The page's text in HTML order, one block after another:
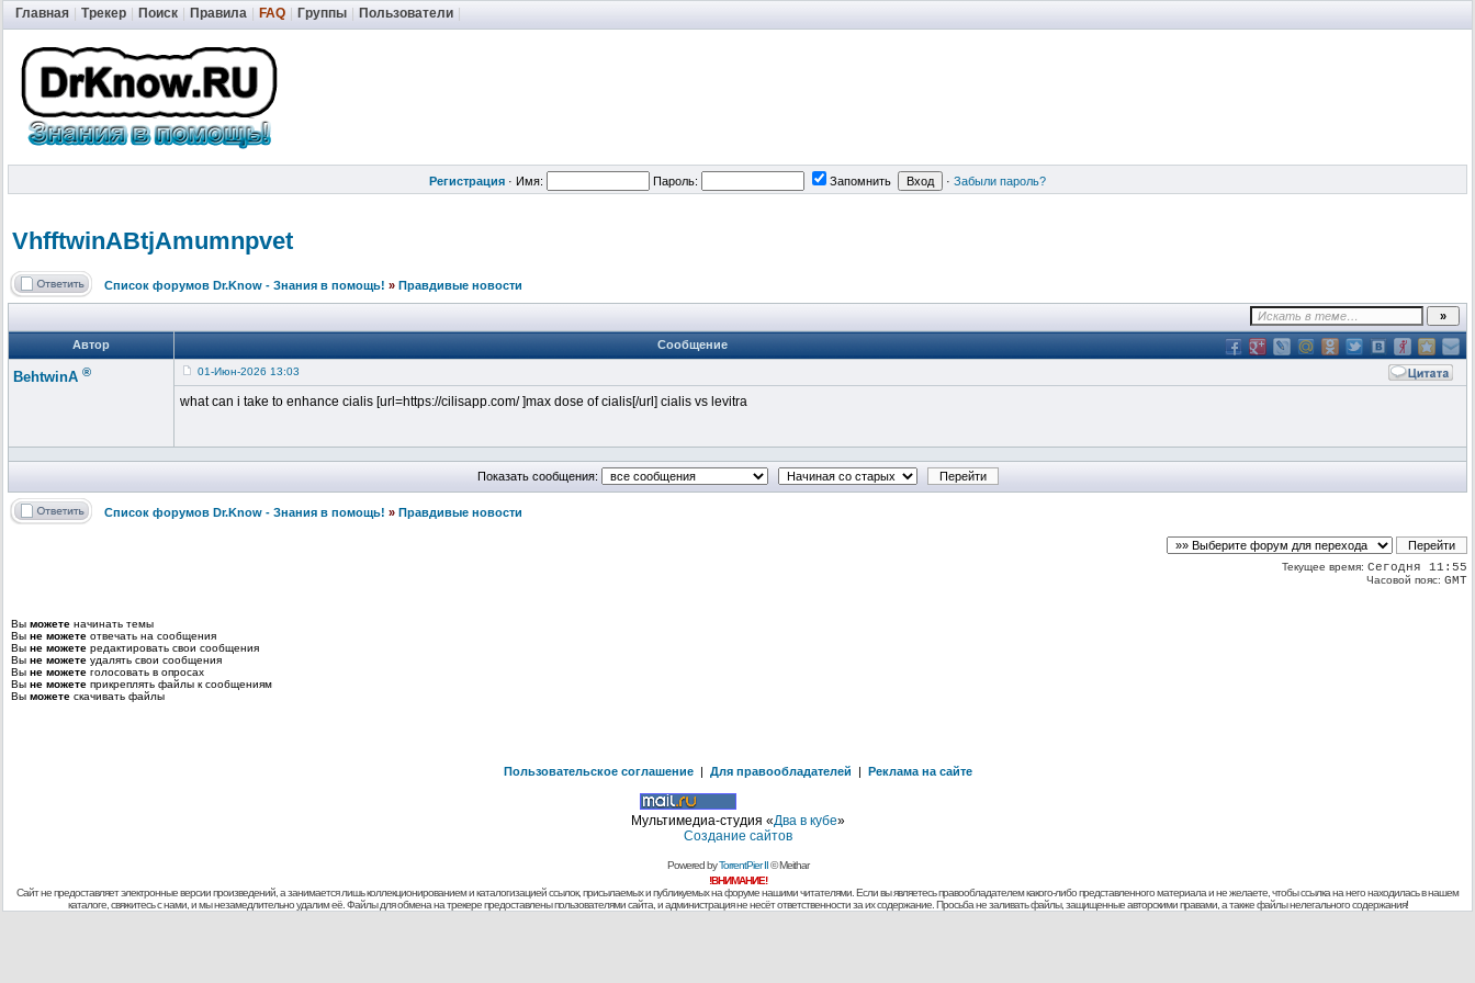
Главная Трекер Поиск Правила FAQ Группы Пользователи
Регистрация · Имя: Пароль: Запомнить · Забыли пароль?
VhfftwinABtjAmumnpvet
Список форумов Dr.Know - Знания в помощь! » Правдивые новости
Автор Сообщение
BehtwinA ® 01-Июн-2026 13:03
what can i take to enhance cialis [url=https://cilisapp.com/ ]max dose of cialis[/url] cialis vs levitra
Показать сообщения:
Список форумов Dr.Know - Знания в помощь! » Правдивые новости
Текущее время: Сегодня 11:55
Часовой пояс: GMT
Вы можете начинать темы
Вы не можете отвечать на сообщения
Вы не можете редактировать свои сообщения
Вы не можете удалять свои сообщения
Вы не можете голосовать в опросах
Вы не можете прикреплять файлы к сообщениям
Вы можете скачивать файлы
Пользовательское соглашение | Для правообладателей | Реклама на сайте
Мультимедиа-студия «Два в кубе»
Создание сайтов
Powered byTorrentPier II© Meithar
!ВНИМАНИЕ!
Сайт не предоставляет электронные версии произведений, а занимается лишь коллекционированием и каталогизацией ссылок, присылаемых и публикуемых на форуме нашими читателями. Если вы являетесь правообладателем какого-либо представленного материала и не желаете, чтобы ссылка на него находилась в нашем
каталоге, свяжитесь с нами, и мы незамедлительно удалим её. Файлы для обмена на трекере предоставлены пользователями сайта, и администрация не несёт ответственности за их содержание. Просьба не заливать файлы, защищенные авторскими правами, а также файлы нелегального содержания!